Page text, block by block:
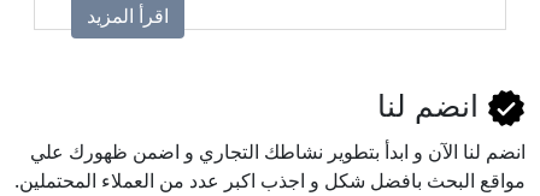
اقرأ المزيد
انضم لنا
انضم لنا اﻵن و ابدأ بتطوير نشاطك التجاري و اضمن ظهورك علي
مواقع البحث بافضل شكل و اجذب اكبر عدد من العملاء المحتملين.